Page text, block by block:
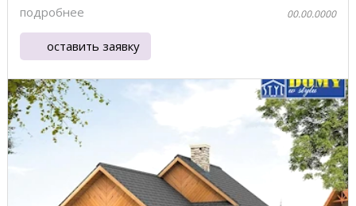
подробнее 00.00.0000
оставить заявку